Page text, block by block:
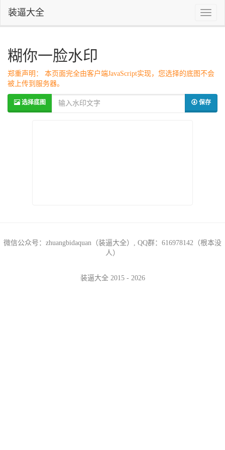
Toggle
装逼大全
糊你一脸水印
郑重声明： 本页面完全由客户端JavaScript实现，您选择的底图不会
被上传到服务器。
选择底图 保存
微信公众号：zhuangbidaquan（装逼大全）, QQ群：616978142（根本没
人）
装逼大全 2015 - 2026